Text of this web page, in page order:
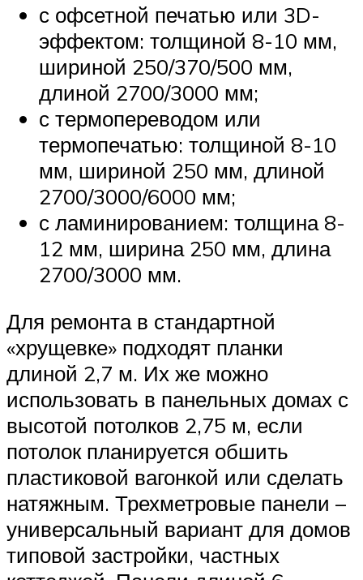
с офсетной печатью или 3D-
эффектом: толщиной 8-10 мм,
шириной 250/370/500 мм,
длиной 2700/3000 мм;
с термопереводом или
термопечатью: толщиной 8-10
мм, шириной 250 мм, длиной
2700/3000/6000 мм;
с ламинированием: толщина 8-
12 мм, ширина 250 мм, длина
2700/3000 мм.
Для ремонта в стандартной
«хрущевке» подходят планки
длиной 2,7 м. Их же можно
использовать в панельных домах с
высотой потолков 2,75 м, если
потолок планируется обшить
пластиковой вагонкой или сделать
натяжным. Трехметровые панели –
универсальный вариант для домов
типовой застройки, частных